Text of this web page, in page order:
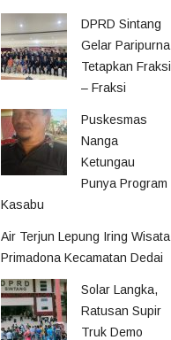
DPRD Sintang
Gelar Paripurna
Tetapkan Fraksi
– Fraksi
Puskesmas
Nanga
Ketungau
Punya Program
Kasabu
Air Terjun Lepung Iring Wisata
Primadona Kecamatan Dedai
Solar Langka,
Ratusan Supir
Truk Demo